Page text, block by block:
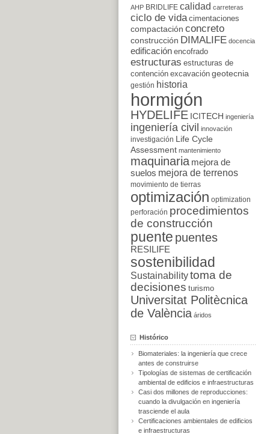
AHP BRIDLIFE calidad carreteras
ciclo de vida cimentaciones
compactación concreto
construcción DIMALIFE docencia
edificación encofrado
estructuras estructuras de
contención excavación geotecnia
gestión historia
hormigón
HYDELIFE ICITECH ingeniería
ingeniería civil innovación
investigación
Life Cycle
Assessment mantenimiento
maquinaria mejora de
suelos mejora de terrenos
movimiento de tierras
optimización optimization
perforación procedimientos
de construcción
puente puentes
RESILIFE
sostenibilidad
Sustainabilitytoma de
decisiones turismo
Universitat Politècnica
de València áridos
Histórico
Biomateriales: la ingeniería que crece
antes de construirse
Tipologías de sistemas de certificación
ambiental de edificios e infraestructuras
Casi dos millones de reproducciones:
cuando la divulgación en ingeniería
trasciende el aula
Certificaciones ambientales de edificios
e infraestructuras